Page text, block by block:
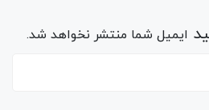
ایمیل شما منتشر نخواهد شد.